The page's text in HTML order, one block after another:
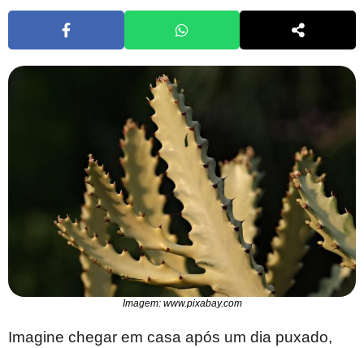
Imagem: www.pixabay.com
Imagine chegar em casa após um dia puxado,